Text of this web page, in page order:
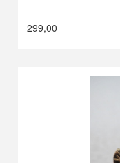
299,00